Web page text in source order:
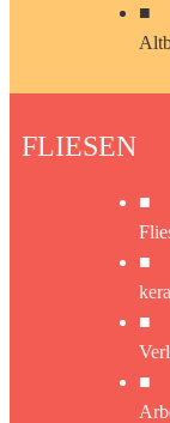
■
FLIESEN
■
■
■
■